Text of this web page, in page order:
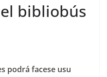
bibliobús
podrá facese usu